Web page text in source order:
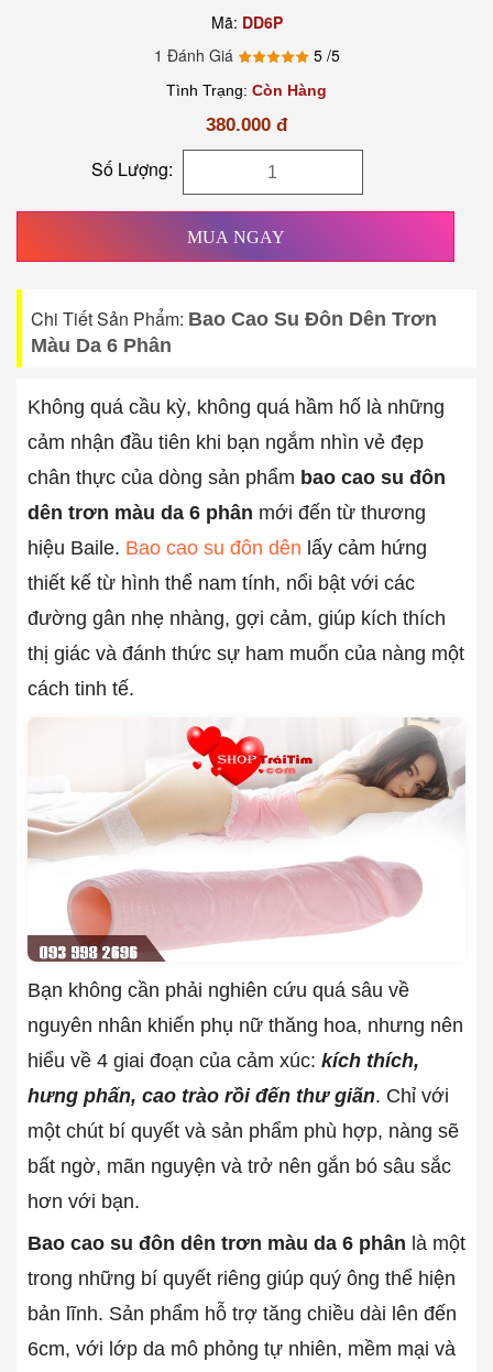
Mã: DD6P
1 Đánh Giá
5 /5
Tình Trạng: Còn Hàng
380.000 đ
Số Lượng:
MUA NGAY
Chi Tiết Sản Phẩm: Bao Cao Su Đôn Dên Trơn
Màu Da 6 Phân
Không quá cầu kỳ, không quá hầm hố là những
cảm nhận đầu tiên khi bạn ngắm nhìn vẻ đẹp
chân thực của dòng sản phẩm bao cao su đôn
dên trơn màu da 6 phân mới đến từ thương
hiệu Baile. Bao cao su đôn dên lấy cảm hứng
thiết kế từ hình thể nam tính, nổi bật với các
đường gân nhẹ nhàng, gợi cảm, giúp kích thích
thị giác và đánh thức sự ham muốn của nàng một
cách tinh tế.
Bạn không cần phải nghiên cứu quá sâu về
nguyên nhân khiến phụ nữ thăng hoa, nhưng nên
hiểu về 4 giai đoạn của cảm xúc: kích thích,
hưng phấn, cao trào rồi đến thư giãn. Chỉ với
một chút bí quyết và sản phẩm phù hợp, nàng sẽ
bất ngờ, mãn nguyện và trở nên gắn bó sâu sắc
hơn với bạn.
Bao cao su đôn dên trơn màu da 6 phân là một
trong những bí quyết riêng giúp quý ông thể hiện
bản lĩnh. Sản phẩm hỗ trợ tăng chiều dài lên đến
6cm, với lớp da mô phỏng tự nhiên, mềm mại và